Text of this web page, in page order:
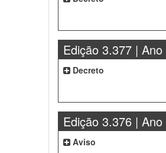
Edição 3.377 | Ano
Decreto
Edição 3.376 | Ano
Aviso